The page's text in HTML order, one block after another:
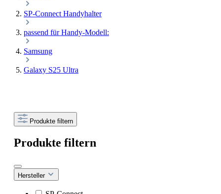
SP-Connect Handyhalter
passend für Handy-Modell:
Samsung
Galaxy S25 Ultra
Produkte filtern
Produkte filtern
Hersteller